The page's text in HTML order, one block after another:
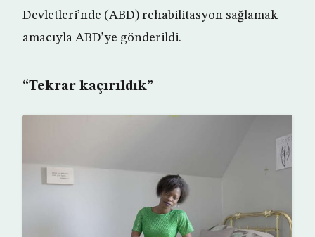
Devletleri’nde (ABD) rehabilitasyon sağlamak
amacıyla ABD’ye gönderildi.
“Tekrar kaçırıldık”